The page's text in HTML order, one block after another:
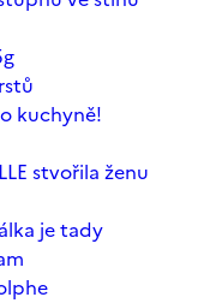
kuchyně!
stvořila ženu
je tady